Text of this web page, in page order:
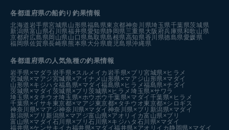
各都道府県の船釣り釣果情報
北海道岩手県宮城県山形県福島県東京都神奈川県埼玉県千葉県茨城県
新潟県富山県石川県福井県愛知県静岡県三重県大阪府兵庫県和歌山県
京都府広島県岡山県山口県鳥取県島根県高知県香川県徳島県愛媛県
福岡県佐賀県長崎県熊本県大分県鹿児島県沖縄県
各都道府県の人気魚種の釣果情報
岩手県×マダラ 岩手県×スルメイカ 岩手県×ブリ宮城県×ヒラメ
宮城県×マアジ宮城県×アイナメ 山形県×マアジ山形県×マダイ
山形県×キジハタ福島県×マダイ福島県×ヒラメ福島県×チダイ
茨城県×マダイ 茨城県×ブリ茨城県×ヒラメ埼玉県×サワラ
埼玉県×タチウオ埼玉県×ホウボウ 千葉県×マダイ 千葉県×ヒラメ
千葉県×イサキ 東京都×マアジ 東京都×タチウオ東京都×シロギス
神奈川県×マアジ神奈川県×マダイ 神奈川県×ブリ 新潟県×マダイ
新潟県×ブリ 新潟県×マアジ富山県×アオリイカ富山県×ブリ
富山県×マダイ 石川県×ブリ石川県×キジハタ 石川県×マダイ
福井県×ケンサキイカ 福井県×マダイ福井県×アオリイカ 静岡県×マダイ